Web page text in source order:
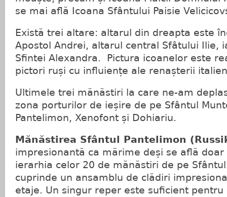
se mai află Icoana Sfântului Paisie
Există trei altare: altarul din dreapta este
Apostol Andrei, altarul central Sfâtului Ilie,
Sfintei Alexandra. Pictura icoanelor este
pictori ruși cu influiențe ale renașterii
Ultimele trei mănăstiri la care ne-am
zona porturilor de ieșire de pe Sfântul
Pantelimon, Xenofont și Dohiariu.
Mănăstirea Sfântul Pantelimon
impresionantă ca mărime deși se află doar
ierarhia celor 20 de mănăstiri de pe
cuprinde un ansamblu de clădiri
etaje. Un singur reper este suficient